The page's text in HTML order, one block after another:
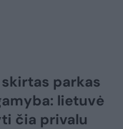
parkas
lietuvė
čia privalu